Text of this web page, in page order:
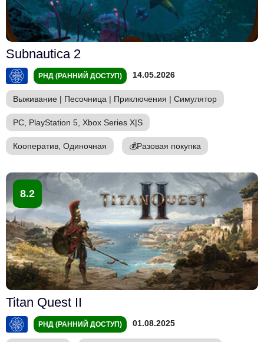
Subnautica 2
РНД (РАННИЙ ДОСТУП) 14.05.2026
Выживание | Песочница | Приключения | Симулятор
PC, PlayStation 5, Xbox Series X|S
Кооператив, Одиночная 💰Разовая покупка
8.2
Titan Quest II
РНД (РАННИЙ ДОСТУП) 01.08.2025